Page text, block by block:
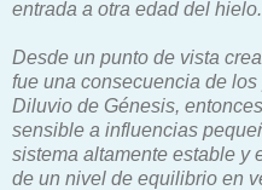
entrada a otra edad del hielo.
Desde un punto de vista
fue una consecuencia de
Diluvio de Génesis,
sensible a influencias
sistema altamente estable y
de un nivel de equilibrio en